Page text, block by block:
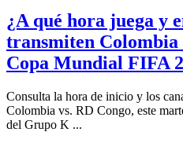
¿A qué hora juega y
transmiten Colombia
Copa Mundial FIFA
Consulta la hora de inicio y los
Colombia vs. RD Congo, este
del Grupo K ...